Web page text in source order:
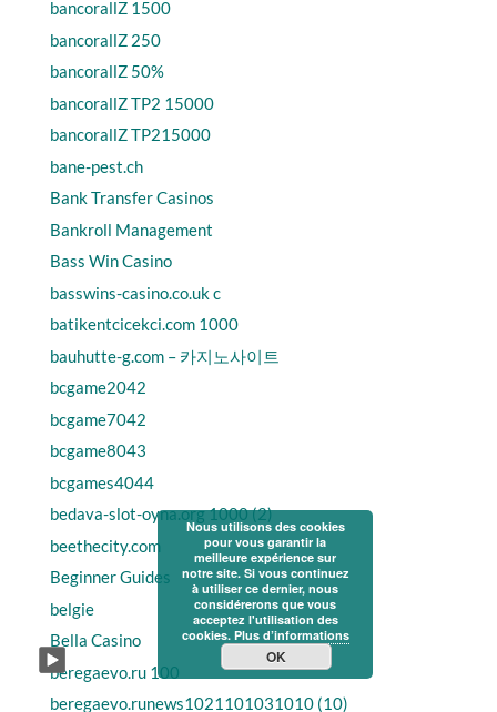
bancorallZ 1500
bancorallZ 250
bancorallZ 50%
bancorallZ TP2 15000
bancorallZ TP215000
bane-pest.ch
Bank Transfer Casinos
Bankroll Management
Bass Win Casino
basswins-casino.co.uk c
batikentcicekci.com 1000
bauhutte-g.com – 카지노사이트
bcgame2042
bcgame7042
bcgame8043
bcgames4044
bedava-slot-oyna.org 1000 (2)
beethecity.com
Beginner Guides
belgie
Bella Casino
beregaevo.ru 100
beregaevo.runews1021101031010 (10)
Nous utilisons des cookies
pour vous garantir la
meilleure expérience sur
notre site. Si vous continuez
à utiliser ce dernier, nous
considérerons que vous
acceptez l'utilisation des
cookies. Plus d’informations
OK